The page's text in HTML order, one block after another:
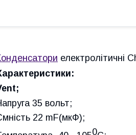
електролітичні
35 вольт;
22 mF(мкФ);
0